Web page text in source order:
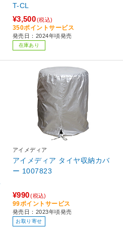
T-CL
¥3,500(税込)
350ポイントサービス
発売日：2024年頃発売
在庫あり
アイメディア
アイメディア タイヤ収納カバ
ー 1007823
¥990 (税込)
99ポイントサービス
発売日：2023年頃発売
お取り寄せ